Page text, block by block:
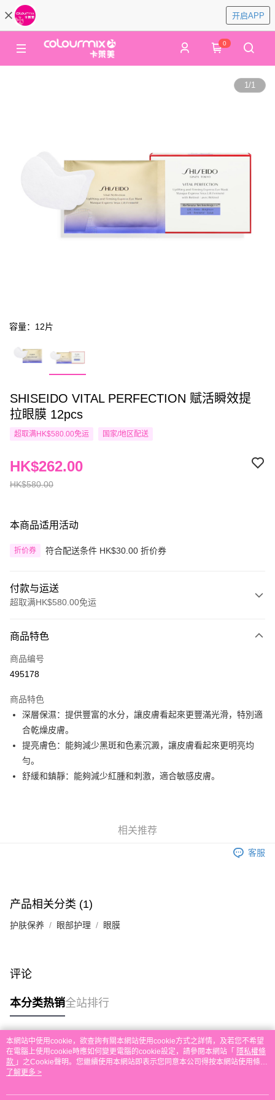
开启APP
0
1/1
容量：12片
SHISEIDO VITAL PERFECTION 赋活瞬效提
拉眼膜 12pcs
超取满HK$580.00免运 国家/地区配送
HK$580.00
HK$262.00
本商品适用活动
折价券 符合配送条件 HK$30.00 折价券
付款与运送
超取满HK$580.00免运
信用卡
Apple Pay
AlipayHK
PayMe
WeChat Pay
其他转移资金的方式
單。 如果訂購後七個工作天內我們未能收到有關存款，有關訂單將被取消。
每笔HK$30.00，满HK$580.00(含以上)免运费
本地配送
免运费
其他地区配送
商品特色
商品编号
495178
商品特色
深層保濕：提供豐富的水分，讓皮膚看起來更豐滿光滑，特別適
合乾燥皮膚。
提亮膚色：能夠減少黑斑和色素沉澱，讓皮膚看起來更明亮均
勻。
舒緩和鎮靜：能夠減少紅腫和刺激，適合敏感皮膚。
相关推荐
客服
产品相关分类 (1)
护肤保养 眼部护理 眼膜
评论
本分类热销全站排行
热门标签
热销排行
本網站中使用cookie，欲查詢有關本網站使用cookie方式之詳情，及若您不希望
在電腦上使用cookie時應如何變更電腦的cookie設定，請參閱本網站「 隱私權條
款 」之Cookie聲明。您繼續使用本網站即表示您同意本公司得按本網站使用條款
之Cookie聲明使用cookie。
了解更多 >